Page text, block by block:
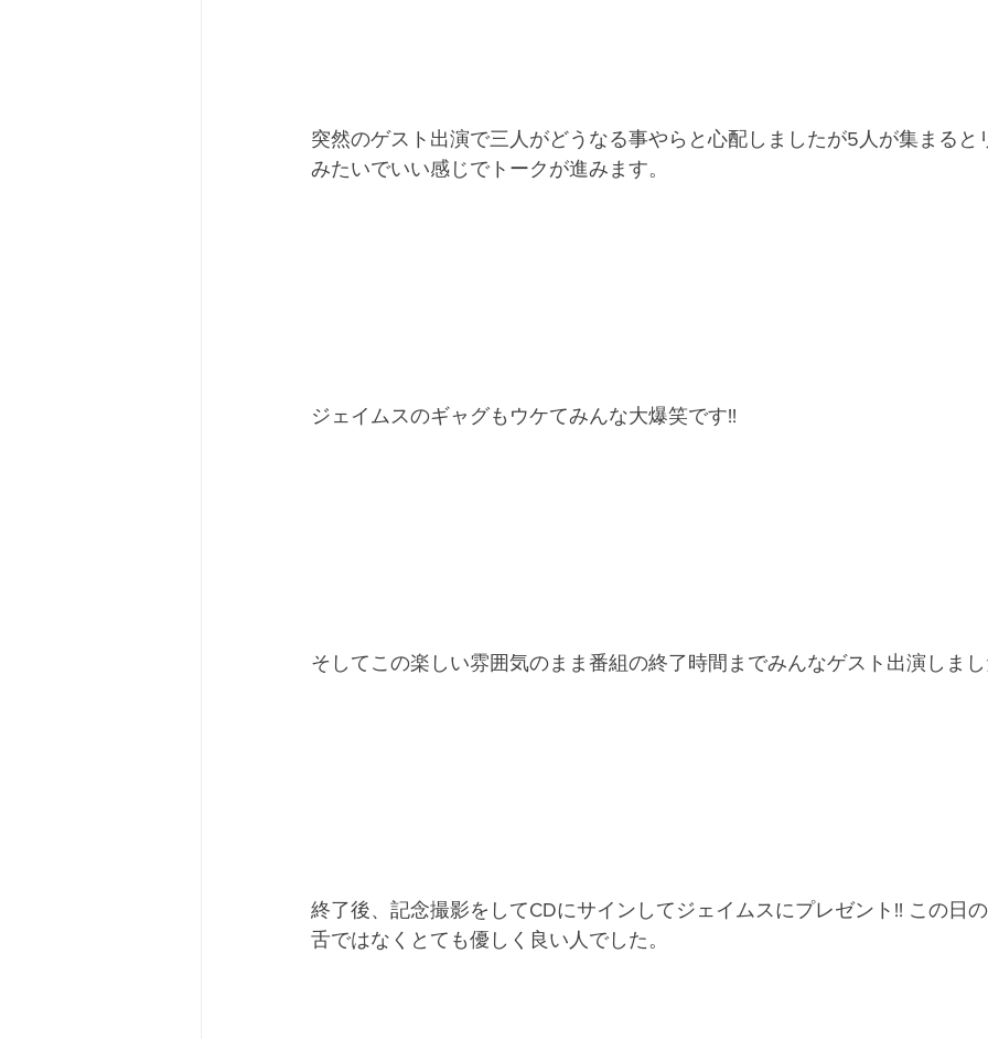
突然のゲスト出演で三人がどうなる事やらと心配しましたが5人が集まると
みたいでいい感じでトークが進みます。
ジェイムスのギャグもウケてみんな大爆笑です!!
そしてこの楽しい雰囲気のまま番組の終了時間までみんなゲスト出演しまし
終了後、記念撮影をしてCDにサインしてジェイムスにプレゼント!! この日
舌ではなくとても優しく良い人でした。